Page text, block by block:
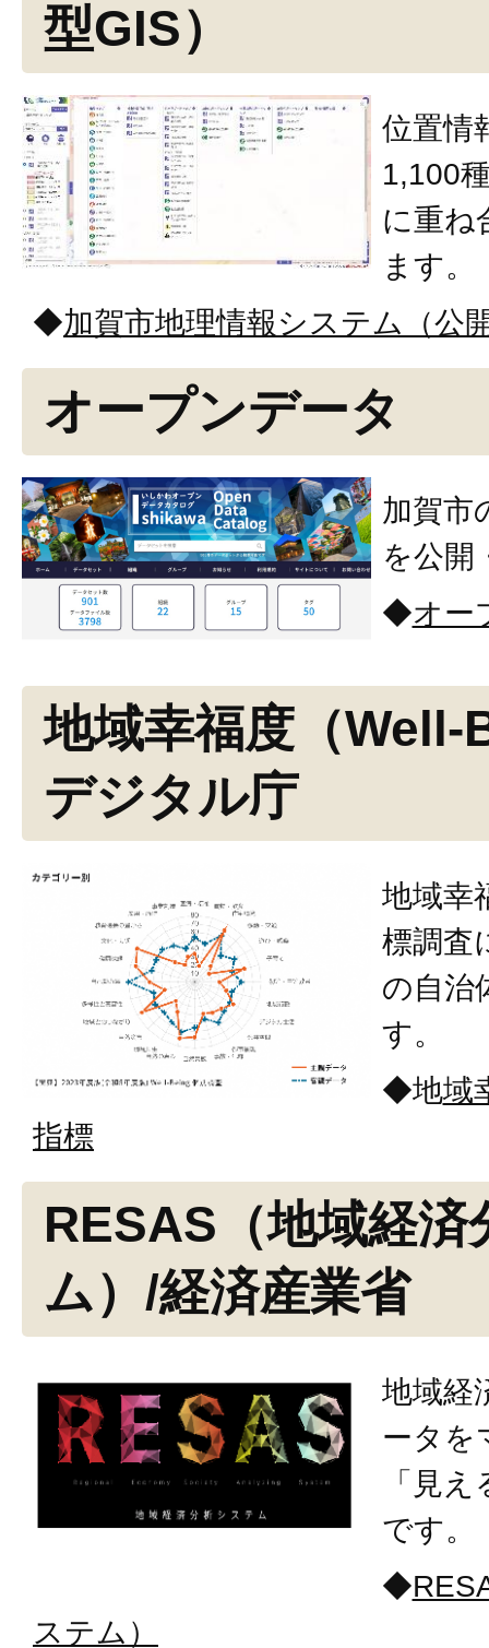
型GIS）
位置情
1,100
に重ね
ます。
◆加賀市地理情報システム（公
オープンデータ
加賀市
を公開
◆オー
地域幸福度（Well-
デジタル庁
地域幸
標調査
の自治
す。
◆地域
指標
RESAS（地域経済
ム）/経済産業省
地域経
ータを
「見
です。
◆
ステム）